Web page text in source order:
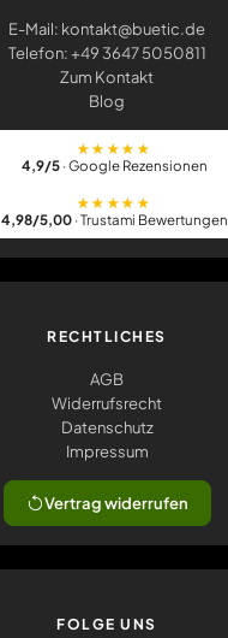
E-Mail: kontakt@buetic.de
Telefon: +49 3647 5050811
Zum Kontakt
Blog
★★★★★
4,9/5· Google Rezensionen
★★★★★
4,98/5,00· Trustami Bewertungen
RECHTLICHES
AGB
Widerrufsrecht
Datenschutz
Impressum
Vertrag widerrufen
FOLGE UNS